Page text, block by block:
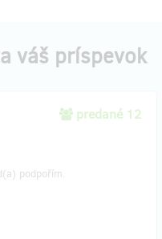
váš príspevok
predané 12
podpořím.